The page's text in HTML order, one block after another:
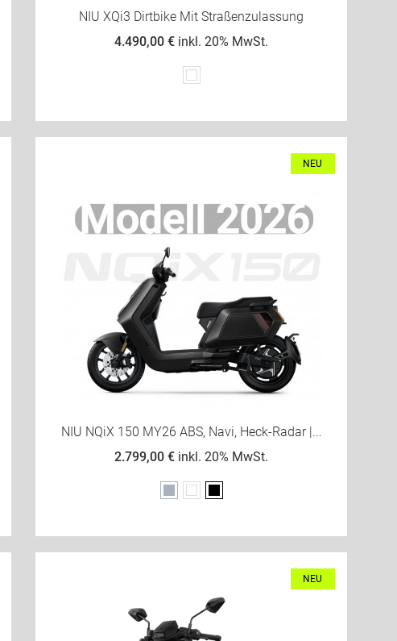
NIU XQi3 Dirtbike Mit Straßenzulassung
4.490,00 € inkl. 20% MwSt.
Weiß
NEU
NIU NQiX 150 MY26 ABS, Navi, Heck-Radar |...
2.799,00 € inkl. 20% MwSt.
GrauWeißSchwarz
NEU